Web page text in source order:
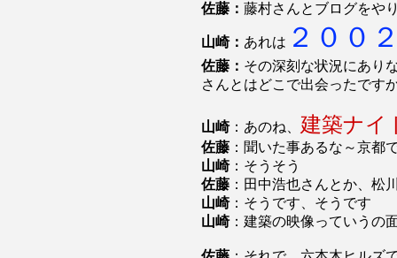
佐藤： 藤村さんとブログをや
山崎： あれは ２００
佐藤： その深刻な状況にあり
さんとはどこで出会ったです
山崎：あのね、 建築ナイ
佐藤 ：聞いた事あるな～京都
山崎：そうそう
佐藤 ：田中浩也さんとか、松
山崎：そうです、そうです
山崎：建築の映像っていうの